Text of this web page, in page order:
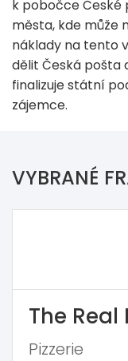
k pobočce České
města, kde může
náklady na tento
dělit Česká pošta
finalizuje státní
zájemce.
VYBRANÉ
The
Pizzerie